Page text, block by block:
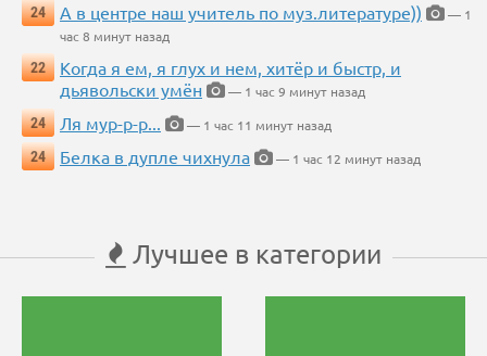
24
А в центре наш учитель по муз.литературе))
— 1
час 8 минут назад
22
Когда я ем, я глух и нем, хитёр и быстр, и
дьявольски умён
— 1 час 9 минут назад
24
Ля мур-р-р...
— 1 час 11 минут назад
24
Белка в дупле чихнула — 1 час 12 минут назад
Лучшее в категории